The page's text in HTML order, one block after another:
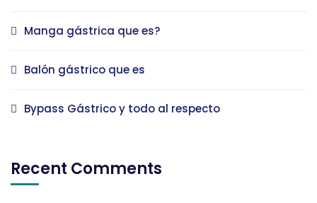
Manga gástrica que es?
Balón gástrico que es
Bypass Gástrico y todo al respecto
Recent Comments